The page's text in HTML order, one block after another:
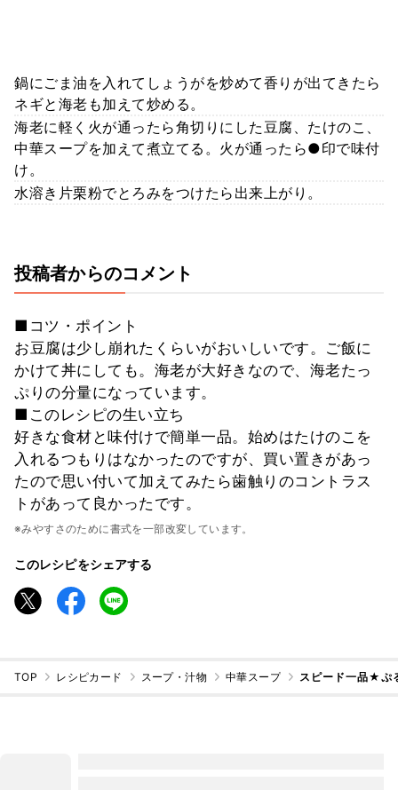
鍋にごま油を入れてしょうがを炒めて香りが出てきたら
ネギと海老も加えて炒める。
海老に軽く火が通ったら角切りにした豆腐、たけのこ、
中華スープを加えて煮立てる。火が通ったら●印で味付
け。
水溶き片栗粉でとろみをつけたら出来上がり。
投稿者からのコメント
■コツ・ポイント
お豆腐は少し崩れたくらいがおいしいです。ご飯に
かけて丼にしても。海老が大好きなので、海老たっ
ぷりの分量になっています。
■このレシピの生い立ち
好きな食材と味付けで簡単一品。始めはたけのこを
入れるつもりはなかったのですが、買い置きがあっ
たので思い付いて加えてみたら歯触りのコントラス
トがあって良かったです。
※みやすさのために書式を一部改変しています。
このレシピをシェアする
TOP レシピカード スープ・汁物 中華スープ スピード一品★ぷ